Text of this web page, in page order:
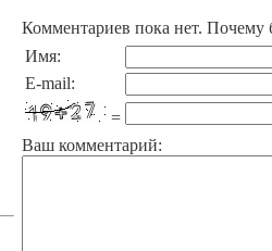
Комментариев пока нет. Почему
Имя:
E-mail:
=
Ваш комментарий: